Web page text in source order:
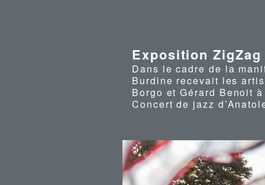
Exposition ZigZag
Dans le cadre de la
Burdine recevait les
Borgo et Gérard Benoit
Concert de jazz